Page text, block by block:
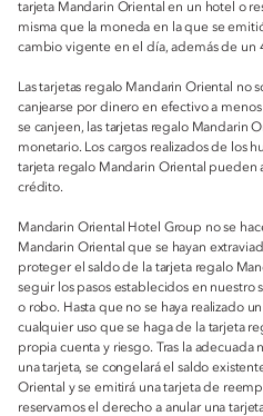
tarjeta Mandarin Oriental en un hotel o
misma que la moneda en la que se
cambio vigente en el día, además de un
Las tarjetas regalo Mandarin Oriental no
canjearse por dinero en efectivo a
se canjeen, las tarjetas regalo Mandarin
monetario. Los cargos realizados de los
tarjeta regalo Mandarin Oriental pueden
crédito.
Mandarin Oriental Hotel Group no se
Mandarin Oriental que se hayan
proteger el saldo de la tarjeta regalo
seguir los pasos establecidos en nuestro
o robo. Hasta que no se haya realizado
cualquier uso que se haga de la tarjeta
propia cuenta y riesgo. Tras la
una tarjeta, se congelará el saldo
Oriental y se emitirá una tarjeta de
reservamos el derecho a anular una